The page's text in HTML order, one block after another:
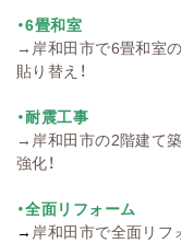
・6畳和室
→ 岸和田市で6畳和室
貼り替え！
・耐震工事
→ 岸和田市の2階建て
強化！
・全面リフォーム
→ 岸和田市で全面リフ